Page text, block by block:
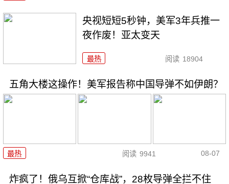
央视短短5秒钟，美军3年兵推一
夜作废！亚太变天
最热 阅读 18904
五角大楼这操作！美军报告称中国导弹不如伊朗？
最热 阅读 9941 08-07
炸疯了！俄乌互掀“仓库战”，28枚导弹全拦不住